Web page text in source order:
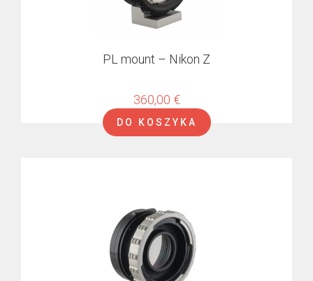
PL mount – Nikon Z
360,00 €
DO KOSZYKA